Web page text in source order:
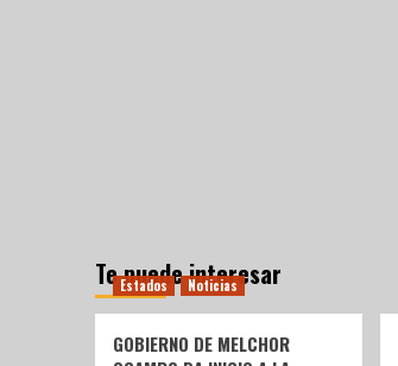
Te puede interesar
Estados Noticias
GOBIERNO DE MELCHOR